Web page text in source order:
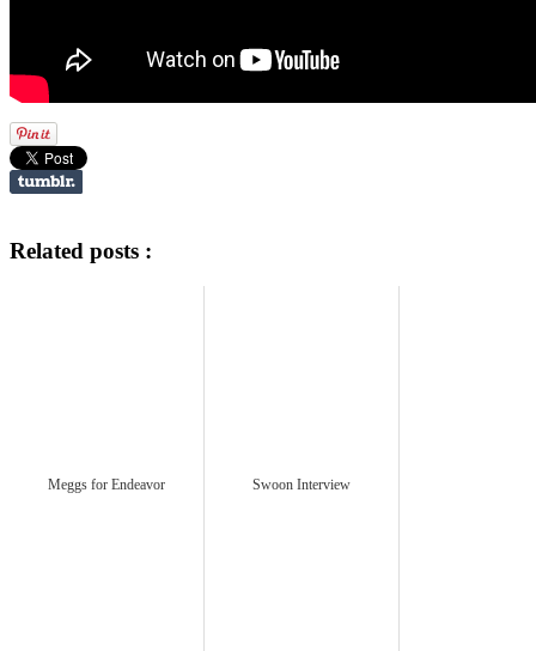
Related posts :
Meggs for Endeavor Swoon Interview